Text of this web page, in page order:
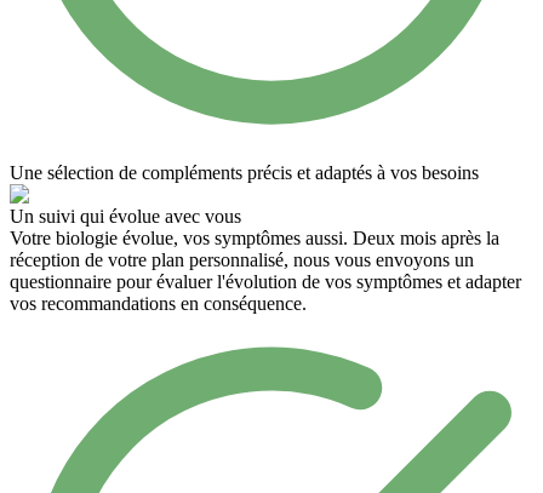
Une sélection de compléments précis et adaptés à vos besoins
Un suivi qui évolue avec vous
Votre biologie évolue, vos symptômes aussi. Deux mois après la
réception de votre plan personnalisé, nous vous envoyons un
questionnaire pour évaluer l'évolution de vos symptômes et adapter
vos recommandations en conséquence.